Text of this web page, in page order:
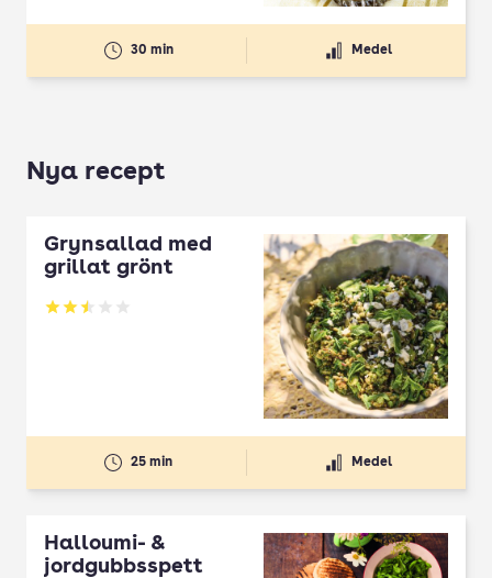
30 min Medel
Nya recept
Grynsallad med
grillat grönt
Betyg: 2.5 av 5
25 min Medel
Halloumi- &
jordgubbsspett